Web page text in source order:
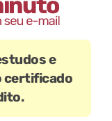
e
certificado